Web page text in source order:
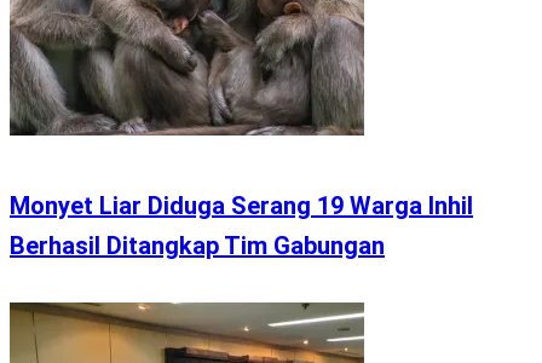
Monyet Liar Diduga Serang 19 Warga Inhil
Berhasil Ditangkap Tim Gabungan